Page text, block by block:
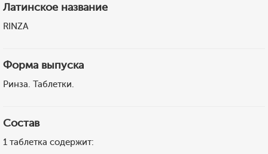
Латинское название
RINZA
Форма выпуска
Ринза. Таблетки.
Состав
1 таблетка содержит: